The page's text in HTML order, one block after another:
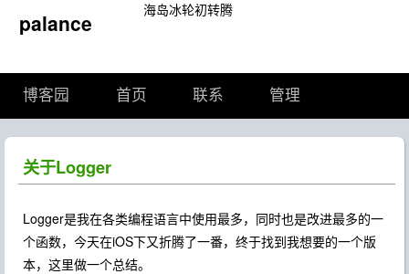
palance 海岛冰轮初转腾
博客园 首页 联系 管理
关于Logger
Logger是我在各类编程语言中使用最多，同时也是改进最多的一
个函数，今天在iOS下又折腾了一番，终于找到我想要的一个版
本，这里做一个总结。